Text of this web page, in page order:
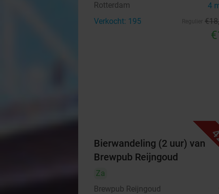
Rotterdam 4
Verkocht: 195 €18
Bierwandeling (2 uur) van
Brewpub Reijngoud
Za
Brewpub Reijngoud